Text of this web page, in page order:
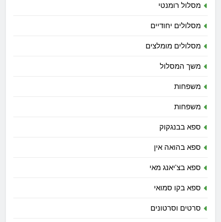
מסלול רומנטי
מסלולים יחודיים
מסלולים מומלצים
משך המסלול
משפחות
משפחות
ספא בבנגקוק
ספא בהואה אין
ספא בצ'יאנג מאי
ספא בקו סמואי
סרטים וסרטונים